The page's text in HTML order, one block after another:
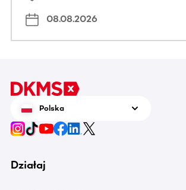
08.08.2026
Polska
Działaj